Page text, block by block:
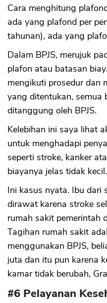
Cara menghitung
ada yang plafond per
tahunan), ada yang
Dalam BPJS, merujuk
plafon atau batasan
mengikuti prosedur dan
yang ditentukan, semua
ditanggung oleh BPJS.
Kelebihan ini saya lihat
untuk menghadapi
seperti stroke, kanker
biayanya jelas tidak kecil.
Ini kasus nyata. Ibu dari
dirawat karena stroke
rumah sakit pemerintah
Tagihan rumah sakit
menggunakan BPJS,
juta dan itu pun karena
kamar tidak berubah,
#6 Pelayanan